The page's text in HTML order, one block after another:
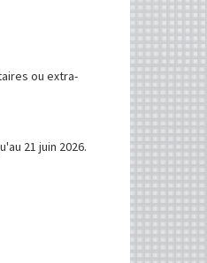
ou extra-
21 juin 2026.